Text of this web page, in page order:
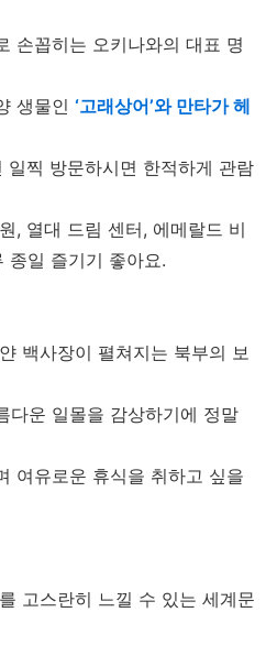
손꼽히는 오키나와의 대표 명
생물인 ‘고래상어’와 만타가 헤
일찍 방문하시면 한적하게 관람
, 열대 드림 센터, 에메랄드 비
종일 즐기기 좋아요.
백사장이 펼쳐지는 북부의 보
다운 일몰을 감상하기에 정말
여유로운 휴식을 취하고 싶을
고스란히 느낄 수 있는 세계문